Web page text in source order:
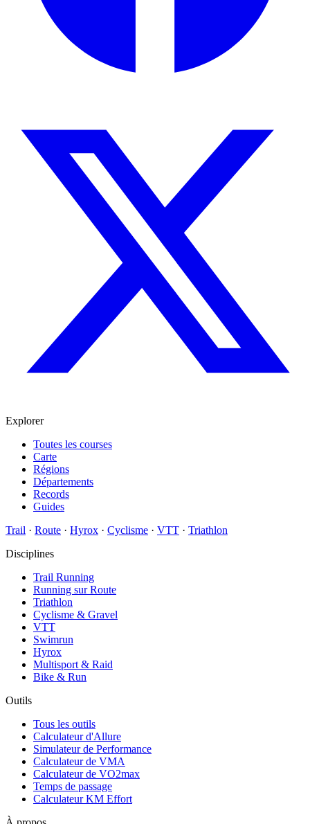
Explorer
Toutes les courses
Carte
Régions
Départements
Records
Guides
Trail · Route · Hyrox · Cyclisme · VTT · Triathlon
Disciplines
Trail Running
Running sur Route
Triathlon
Cyclisme & Gravel
VTT
Swimrun
Hyrox
Multisport & Raid
Bike & Run
Outils
Tous les outils
Calculateur d'Allure
Simulateur de Performance
Calculateur de VMA
Calculateur de VO2max
Temps de passage
Calculateur KM Effort